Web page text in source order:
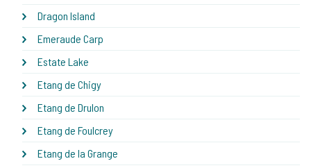
Dragon Island
Emeraude Carp
Estate Lake
Etang de Chigy
Etang de Drulon
Etang de Foulcrey
Etang de la Grange